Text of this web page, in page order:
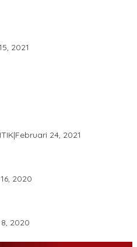
2021
|Februari 24, 2021
2020
2020